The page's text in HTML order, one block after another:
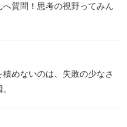
質問！思考の視野ってみん
めないのは、失敗の少なさ